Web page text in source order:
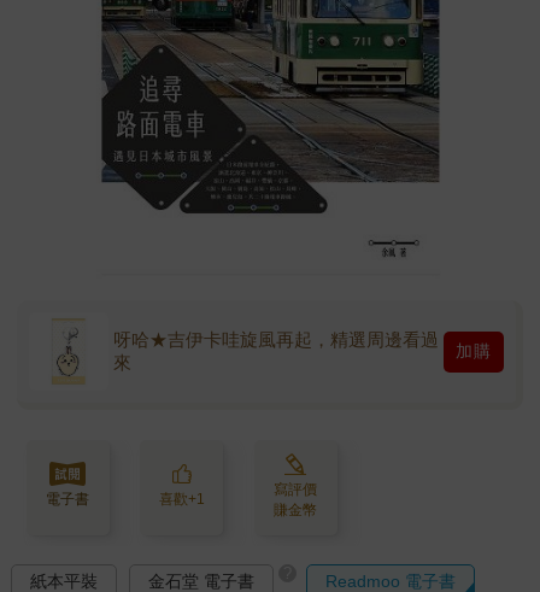
呀哈★吉伊卡哇旋風再起，精選周邊看過
來
加購
電子書 喜歡+1
寫評價
賺金幣
紙本平裝 金石堂 電子書 Readmoo 電子書